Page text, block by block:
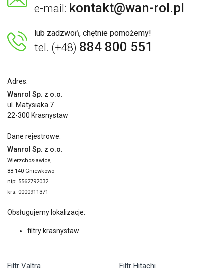
e-mail: kontakt@wan-rol.pl
lub zadzwoń, chętnie pomożemy!
tel. (+48) 884 800 551
Adres:
Wanrol Sp. z o.o.
ul. Matysiaka 7
22-300 Krasnystaw
Dane rejestrowe:
Wanrol Sp. z o.o.
Wierzchosławice,
88-140 Gniewkowo
nip: 5562792032
krs: 0000911371
Obsługujemy lokalizacje:
filtry krasnystaw
Filtr Valtra Filtr Hitachi